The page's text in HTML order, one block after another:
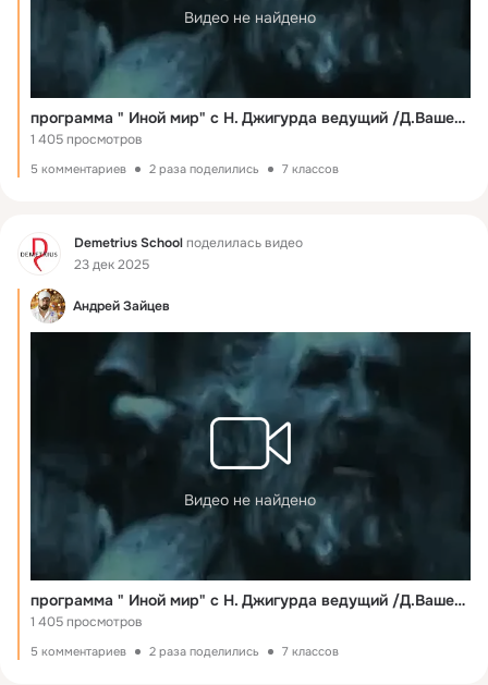
Видео не найдено
программа " Иной мир" c Н. Джигурда ведущий /Д.Вашешников, композитор А.Зайцев, режиссер И.Токарев,/
1 405 просмотров
5 комментариев 2 раза поделились 7 классов
Фид Demetrius Schoolподелилась видео
23 дек 2025
Андрей Зайцев
Видео не найдено
программа " Иной мир" c Н. Джигурда ведущий /Д.Вашешников, композитор А.Зайцев, режиссер И.Токарев,/
1 405 просмотров
5 комментариев 2 раза поделились 7 классов